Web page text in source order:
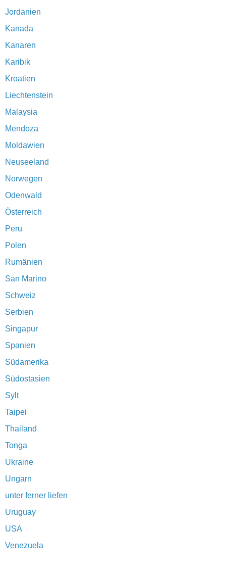
Jordanien
Kanada
Kanaren
Karibik
Kroatien
Liechtenstein
Malaysia
Mendoza
Moldawien
Neuseeland
Norwegen
Odenwald
Österreich
Peru
Polen
Rumänien
San Marino
Schweiz
Serbien
Singapur
Spanien
Südamerika
Südostasien
Sylt
Taipei
Thailand
Tonga
Ukraine
Ungarn
unter ferner liefen
Uruguay
USA
Venezuela